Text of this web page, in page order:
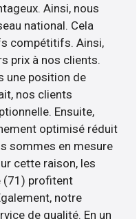
Ainsi, nous
national. Cela
compétitifs. Ainsi,
prix à nos clients.
une position de
nos clients
Ensuite,
optimisé réduit
sommes en mesure
cette raison, les
(71) profitent
notre
de qualité. En un